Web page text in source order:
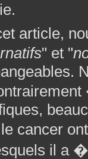
article,
" et "
le cancer
il a